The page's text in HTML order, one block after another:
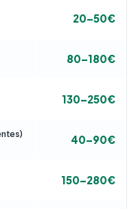
20–50€
80–180€
130–250€
40–90€
150–280€